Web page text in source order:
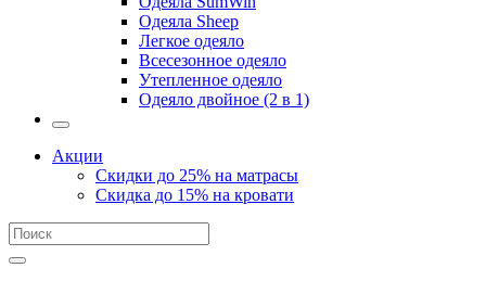
Одеяла Sheep
Легкое одеяло
Всесезонное одеяло
Утепленное одеяло
Одеяло двойное (2 в 1)
Акции
Скидки до 25% на матрасы
Скидка до 15% на кровати